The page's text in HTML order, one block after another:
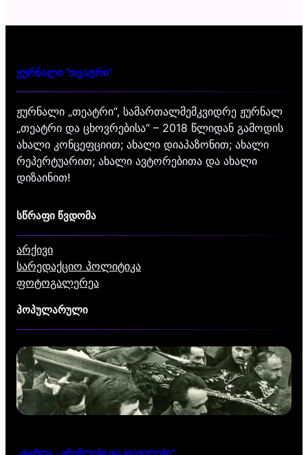
ჟურნალი "თეატრი"
ჟურნალი „თეატრი“, სამართალმემკვიდრე ჟურნალ
„თეატრი და ცხოვრებისა“ – 2018 წლიდან გამოდის
ახალი კონცეფციით; ახალი დიაპაზონით; ახალი
რეპერტუარით; ახალი ავტორებითა და ახალი
დიზაინით!
სწრაფი წვდომა
არქივი
სარედაქციო პოლიტიკა
ფოტოგალერეა
პოპულარული
„ფარდა – ცრემლები და ყვავილები“